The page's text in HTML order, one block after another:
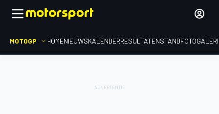
MOTOGP HOMENIEUWSKALENDERRESULTATENSTAND